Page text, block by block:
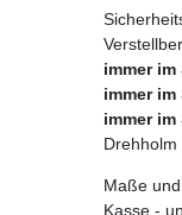
immer im
immer im
immer im
Maße
Kasse -